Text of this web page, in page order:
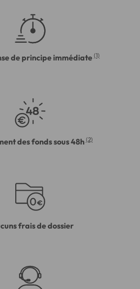
de principe immédiate (1)
des fonds sous 48h (2)
frais de dossier